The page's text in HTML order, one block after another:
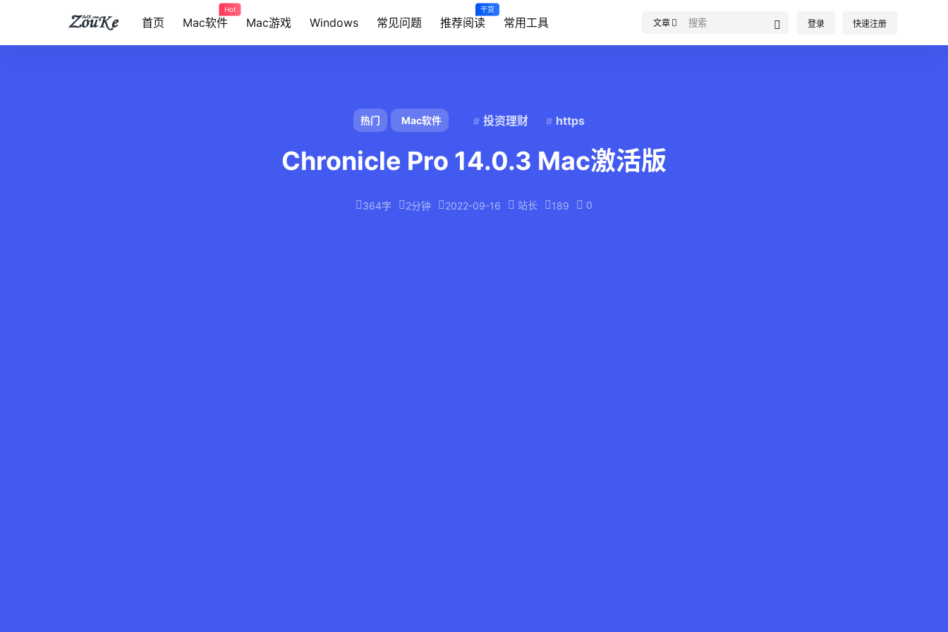
首页 Mac软件
Hot
Mac游戏 Windows 常见问题 推荐阅读
干货
常用工具 文章 登录 快速注册
热门 Mac软件 投资理财 https
Chronicle Pro 14.0.3 Mac激活版
364字 2分钟 2022-09-16 站长 189 0